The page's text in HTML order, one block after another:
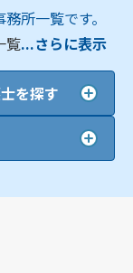
所一覧です。
覧...さらに表示
を探す